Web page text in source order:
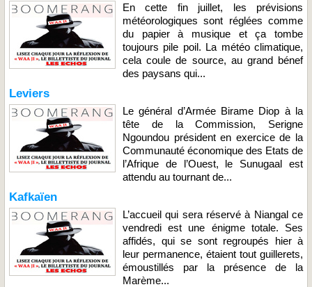
En cette fin juillet, les prévisions
météorologiques sont réglées comme
du papier à musique et ça tombe
toujours pile poil. La météo climatique,
cela coule de source, au grand bénef
des paysans qui...
Leviers
Le général d’Armée Birame Diop à la
tête de la Commission, Serigne
Ngoundou président en exercice de la
Communauté économique des Etats de
l’Afrique de l’Ouest, le Sunugaal est
attendu au tournant de...
Kafkaïen
L’accueil qui sera réservé à Niangal ce
vendredi est une énigme totale. Ses
affidés, qui se sont regroupés hier à
leur permanence, étaient tout guillerets,
émoustillés par la présence de la
Marème...